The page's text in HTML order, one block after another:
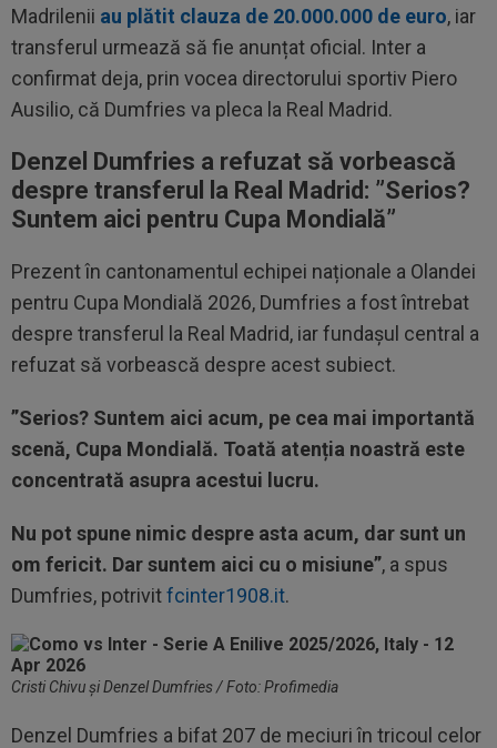
Madrilenii au plătit clauza de 20.000.000 de euro, iar
transferul urmează să fie anunțat oficial. Inter a
confirmat deja, prin vocea directorului sportiv Piero
Ausilio, că Dumfries va pleca la Real Madrid.
Denzel Dumfries a refuzat să vorbească
despre transferul la Real Madrid: ”Serios?
Suntem aici pentru Cupa Mondială”
Prezent în cantonamentul echipei naționale a Olandei
pentru Cupa Mondială 2026, Dumfries a fost întrebat
despre transferul la Real Madrid, iar fundașul central a
refuzat să vorbească despre acest subiect.
”Serios? Suntem aici acum, pe cea mai importantă
scenă, Cupa Mondială. Toată atenția noastră este
concentrată asupra acestui lucru.
Nu pot spune nimic despre asta acum, dar sunt un
om fericit. Dar suntem aici cu o misiune”, a spus
Dumfries, potrivitfcinter1908.it.
Cristi Chivu și Denzel Dumfries / Foto: Profimedia
Denzel Dumfries a bifat 207 de meciuri în tricoul celor